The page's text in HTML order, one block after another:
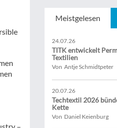
Meistgelesen
24.07.26
TITK entwickelt
Textilien
Von Antje Schmidtpeter
20.07.26
Techtextil 2026
Kette
Von Daniel Keienburg